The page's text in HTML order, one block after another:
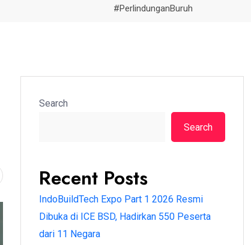
#PerlindunganBuruh
Search
Search
Recent Posts
IndoBuildTech Expo Part 1 2026 Resmi
Dibuka di ICE BSD, Hadirkan 550 Peserta
dari 11 Negara